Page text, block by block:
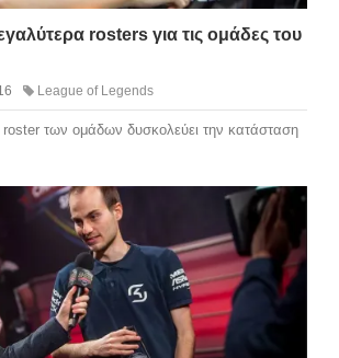
rosters για τις ομάδες του
League of Legends
roster των ομάδων δυσκολεύει την κατάσταση